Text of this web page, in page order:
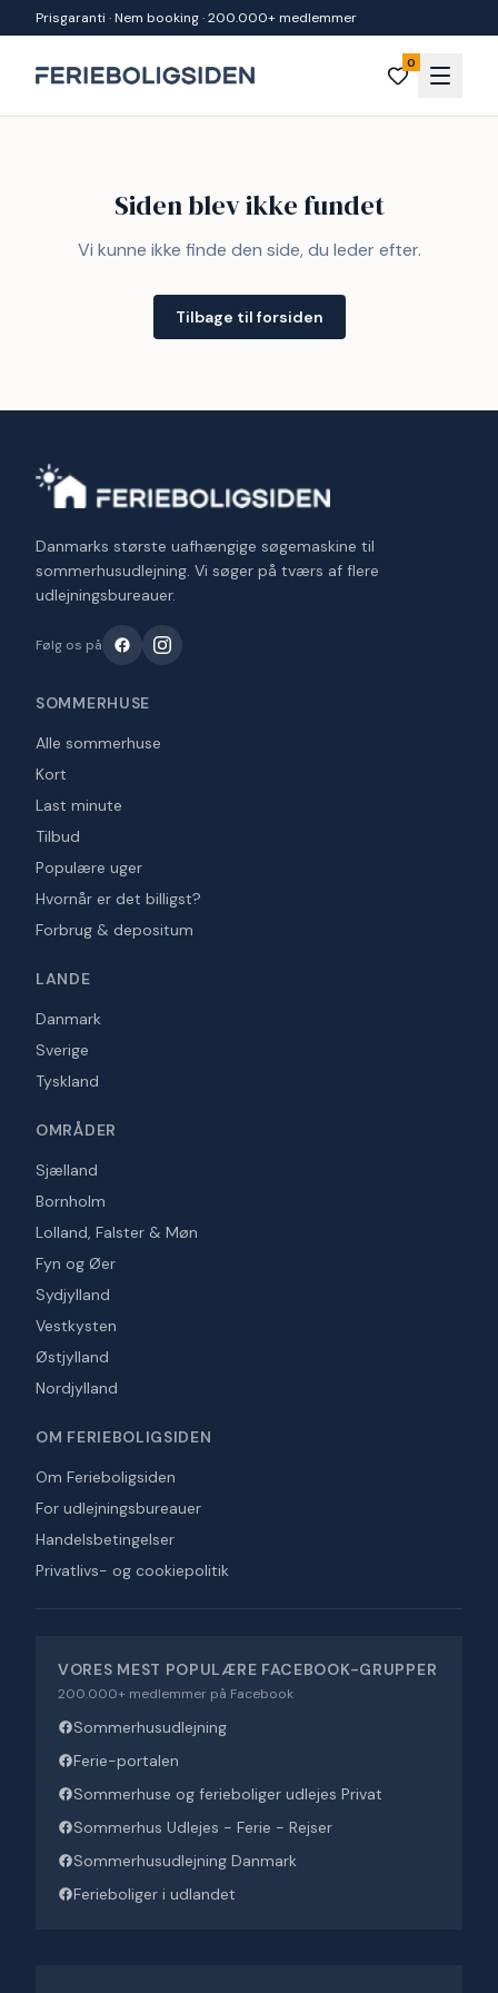
Spring til indhold
Prisgaranti · Nem booking · 200.000+ medlemmer
0
Siden blev ikke fundet
Vi kunne ikke finde den side, du leder efter.
Tilbage til forsiden
Danmarks største uafhængige søgemaskine til
sommerhusudlejning. Vi søger på tværs af flere
udlejningsbureauer.
Følg os på
SOMMERHUSE
Alle sommerhuse
Kort
Last minute
Tilbud
Populære uger
Hvornår er det billigst?
Forbrug & depositum
LANDE
Danmark
Sverige
Tyskland
OMRÅDER
Sjælland
Bornholm
Lolland, Falster & Møn
Fyn og Øer
Sydjylland
Vestkysten
Østjylland
Nordjylland
OM FERIEBOLIGSIDEN
Om Ferieboligsiden
For udlejningsbureauer
Handelsbetingelser
Privatlivs- og cookiepolitik
VORES MEST POPULÆRE FACEBOOK-GRUPPER
200.000+ medlemmer på Facebook
Sommerhusudlejning
Ferie-portalen
Sommerhuse og ferieboliger udlejes Privat
Sommerhus Udlejes - Ferie - Rejser
Sommerhusudlejning Danmark
Ferieboliger i udlandet